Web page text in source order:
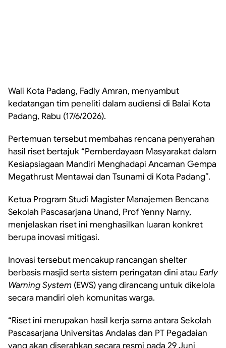
Wali Kota Padang, Fadly Amran, menyambut
kedatangan tim peneliti dalam audiensi di Balai Kota
Padang, Rabu (17/6/2026).
Pertemuan tersebut membahas rencana penyerahan
hasil riset bertajuk “Pemberdayaan Masyarakat dalam
Kesiapsiagaan Mandiri Menghadapi Ancaman Gempa
Megathrust Mentawai dan Tsunami di Kota Padang”.
Ketua Program Studi Magister Manajemen Bencana
Sekolah Pascasarjana Unand, Prof Yenny Narny,
menjelaskan riset ini menghasilkan luaran konkret
berupa inovasi mitigasi.
Inovasi tersebut mencakup rancangan shelter
berbasis masjid serta sistem peringatan dini atau Early
Warning System (EWS) yang dirancang untuk dikelola
secara mandiri oleh komunitas warga.
“Riset ini merupakan hasil kerja sama antara Sekolah
Pascasarjana Universitas Andalas dan PT Pegadaian
yang akan diserahkan secara resmi pada 29 Juni